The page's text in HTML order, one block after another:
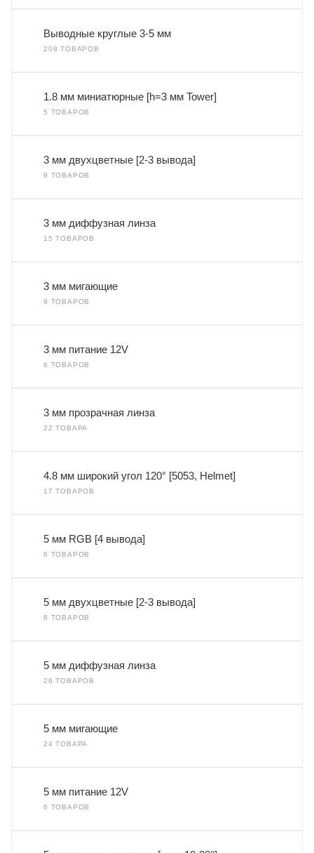
Выводные круглые 3-5 мм
208 ТОВАРОВ
1.8 мм миниатюрные [h=3 мм Tower]
5 ТОВАРОВ
3 мм двухцветные [2-3 вывода]
9 ТОВАРОВ
3 мм диффузная линза
15 ТОВАРОВ
3 мм мигающие
9 ТОВАРОВ
3 мм питание 12V
6 ТОВАРОВ
3 мм прозрачная линза
22 ТОВАРА
4.8 мм широкий угол 120° [5053, Helmet]
17 ТОВАРОВ
5 мм RGB [4 вывода]
6 ТОВАРОВ
5 мм двухцветные [2-3 вывода]
8 ТОВАРОВ
5 мм диффузная линза
26 ТОВАРОВ
5 мм мигающие
24 ТОВАРА
5 мм питание 12V
6 ТОВАРОВ